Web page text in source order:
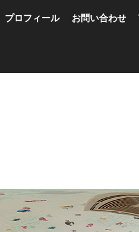
プロフィール お問い合わせ